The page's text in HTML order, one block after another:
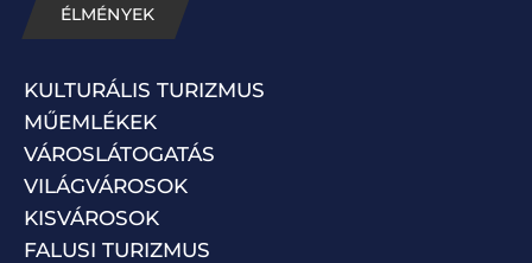
ÉLMÉNYEK
KULTURÁLIS TURIZMUS
MŰEMLÉKEK
VÁROSLÁTOGATÁS
VILÁGVÁROSOK
KISVÁROSOK
FALUSI TURIZMUS